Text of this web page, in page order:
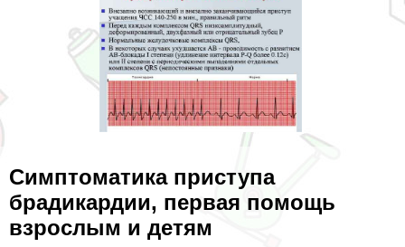
Симптоматика приступа
брадикардии, первая помощь
взрослым и детям